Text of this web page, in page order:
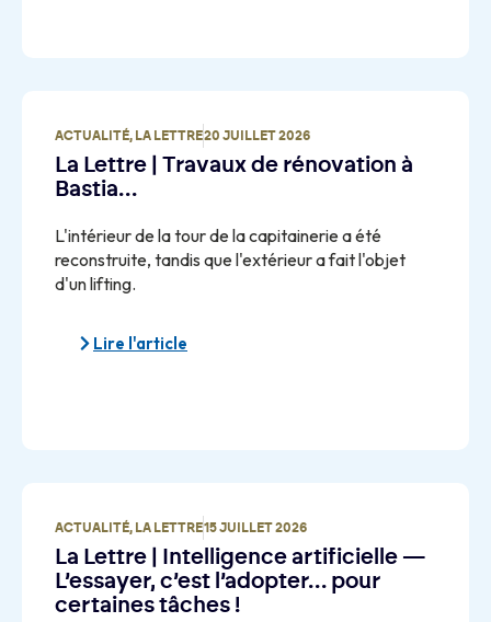
ACTUALITÉ, LA LETTRE20 JUILLET 2026
La Lettre | Travaux de rénovation à
Bastia…
L'intérieur de la tour de la capitainerie a été
reconstruite, tandis que l'extérieur a fait l'objet
d'un lifting.
Lire l'article
ACTUALITÉ, LA LETTRE15 JUILLET 2026
La Lettre | Intelligence artificielle —
L’essayer, c’est l’adopter… pour
certaines tâches !